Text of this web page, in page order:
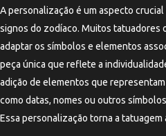
A personalização é um aspecto
signos do zodíaco. Muitos tatuadores
adaptar os símbolos e elementos
peça única que reflete a
adição de elementos que
como datas, nomes ou outros
Essa personalização torna a tatuagem